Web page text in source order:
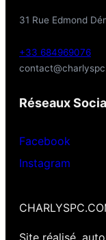
31 Rue Edmond
+33 684969076
Réseaux
Facebook
Instagram